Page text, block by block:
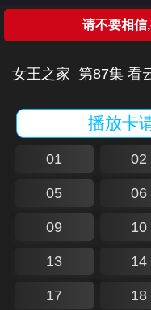
请不要相信
女王之家 第87集 看
播放卡
01 02
05 06
09 10
13 14
17 18